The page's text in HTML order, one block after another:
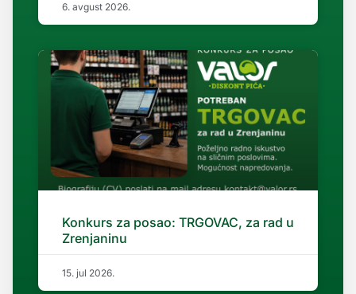
6. avgust 2026.
Konkurs za posao: TRGOVAC, za rad u
Zrenjaninu
15. jul 2026.